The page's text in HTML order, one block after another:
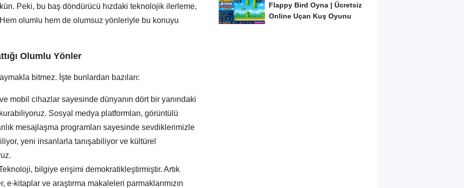
Peki, bu baş döndürücü hızdaki teknolojik ilerleme,
Hem olumlu hem de olumsuz yönleriyle bu konuyu
Olumlu Yönler
bitmez. İşte bunlardan bazıları:
mobil cihazlar sayesinde dünyanın dört bir yanındaki
Sosyal medya platformları, görüntülü
mesajlaşma programları sayesinde sevdiklerimizle
yeni insanlarla tanışabiliyor ve kültürel
bilgiye erişimi demokratikleştirmiştir. Artık
e-kitaplar ve araştırma makaleleri parmaklarımızın
Flappy Bird Oyna | Ücretsiz
Online Uçan Kuş Oyunu